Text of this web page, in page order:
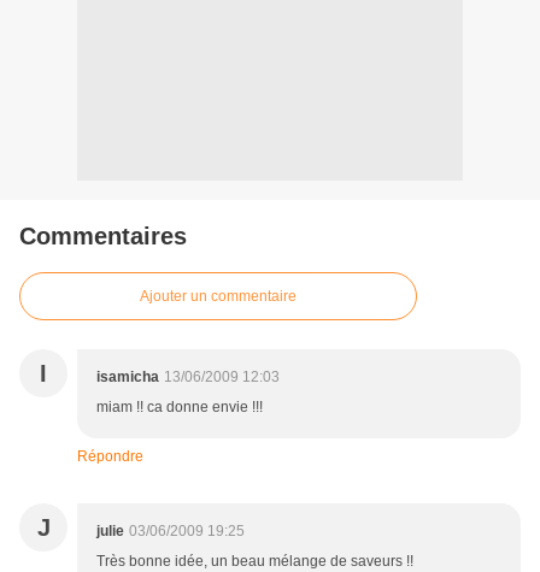
Commentaires
Ajouter un commentaire
I isamicha 13/06/2009 12:03
miam !! ca donne envie !!!
Répondre
J julie 03/06/2009 19:25
Très bonne idée, un beau mélange de saveurs !!